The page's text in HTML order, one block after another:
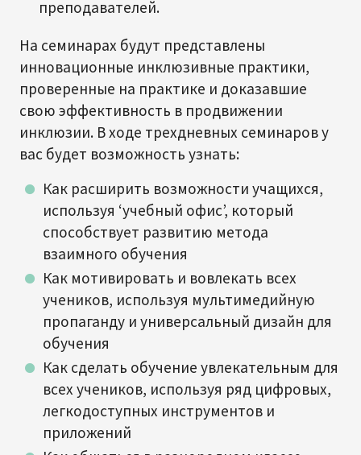
преподавателей.
На семинарах будут представлены
инновационные инклюзивные практики,
проверенные на практике и доказавшие
свою эффективность в продвижении
инклюзии. В ходе трехдневных семинаров у
вас будет возможность узнать:
Как расширить возможности учащихся,
используя ‘учебный офис’, который
способствует развитию метода
взаимного обучения
Как мотивировать и вовлекать всех
учеников, используя мультимедийную
пропаганду и универсальный дизайн для
обучения
Как сделать обучение увлекательным для
всех учеников, используя ряд цифровых,
легкодоступных инструментов и
приложений